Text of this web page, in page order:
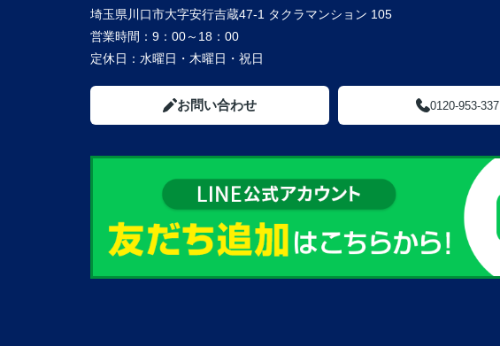
埼玉県川口市大字安行吉蔵47-1 タクラマンション 105
営業時間： 9：00～18：00
定休日： 水曜日・木曜日・祝日
お問い合わせ 0120-953-337